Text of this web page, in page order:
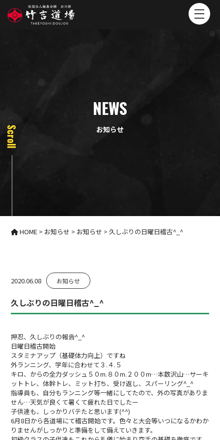
NEWS
お知らせ
Scroll
HOME > お知らせ > お知らせ >久しぶりの日曜日稽古^_^
2020.06.08 お知らせ
久しぶりの日曜日稽古^_^
押忍、久しぶりの報告^_^
日曜日稽古開始
スタミナアップ（基礎体力向上）ですね
外ランニング、学年に合わせて３.４.５
キロ、からの全力ダッシュ５０m.８０m.２００m…本数沢山…サーキ
ットトレ、体幹トレ、ミット打ち、受け返し、スパーリング^_^
指導員も、自分もランニング等一緒にしてたので、外の写真がありま
せん…天気が良くて暑くて疲れた日でしたー
子供達も、しっかりバテたと思います(^^)
6月8日から各道場にて稽古開始です。色々と大会等いつになるかわか
りませんがしっかりと準備をして備えていきます。